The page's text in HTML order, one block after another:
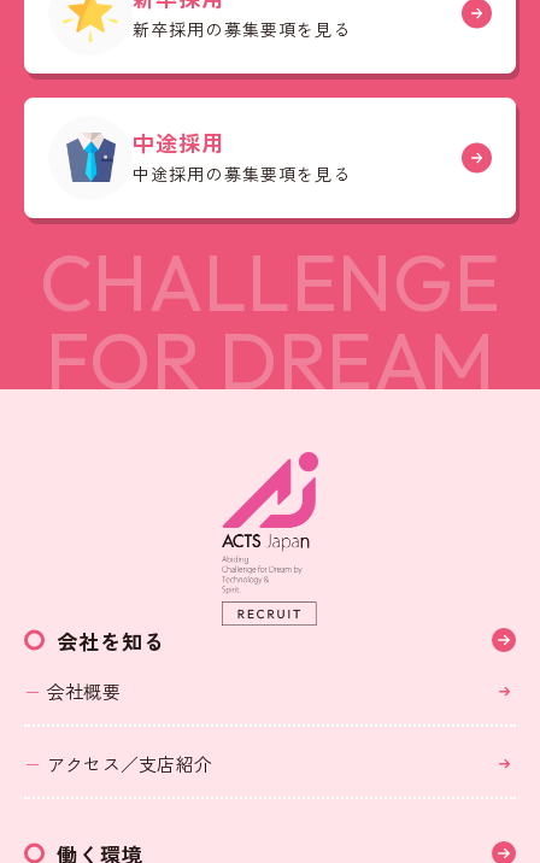
新卒採用の募集要項を見る
中途採用
中途採用の募集要項を見る
会社を知る
会社概要
アクセス／支店紹介
働く環境